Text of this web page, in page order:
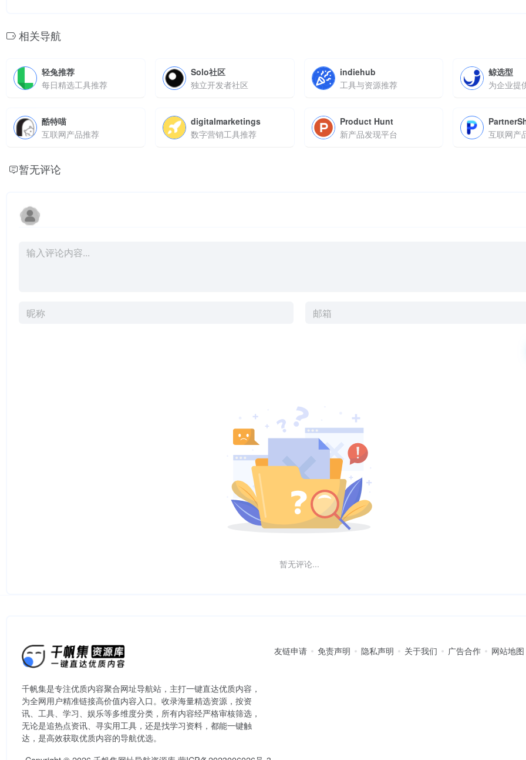
相关导航
轻兔推荐
每日精选工具推荐
Solo社区
独立开发者社区
indiehub
工具与资源推荐
鲸选型
酷特喵
互联网产品推荐
digitalmarketings
数字营销工具推荐
Product Hunt
新产品发现平台 互联网产
暂无评论
暂无评论...
千帆集是专注优质内容聚合网址导航站，主打一键直达优质内容，
为全网用户精准链接高价值内容入口。​收录海量精选资源，按资
讯、工具、学习、娱乐等多维度分类，所有内容经严格审核筛选，
无论是追热点资讯、寻实用工具，还是找学习资料，都能一键触
达，是高效获取优质内容的导航优选。
友链申请 免责声明 隐私声明 关于我们 广告合作 网站地图